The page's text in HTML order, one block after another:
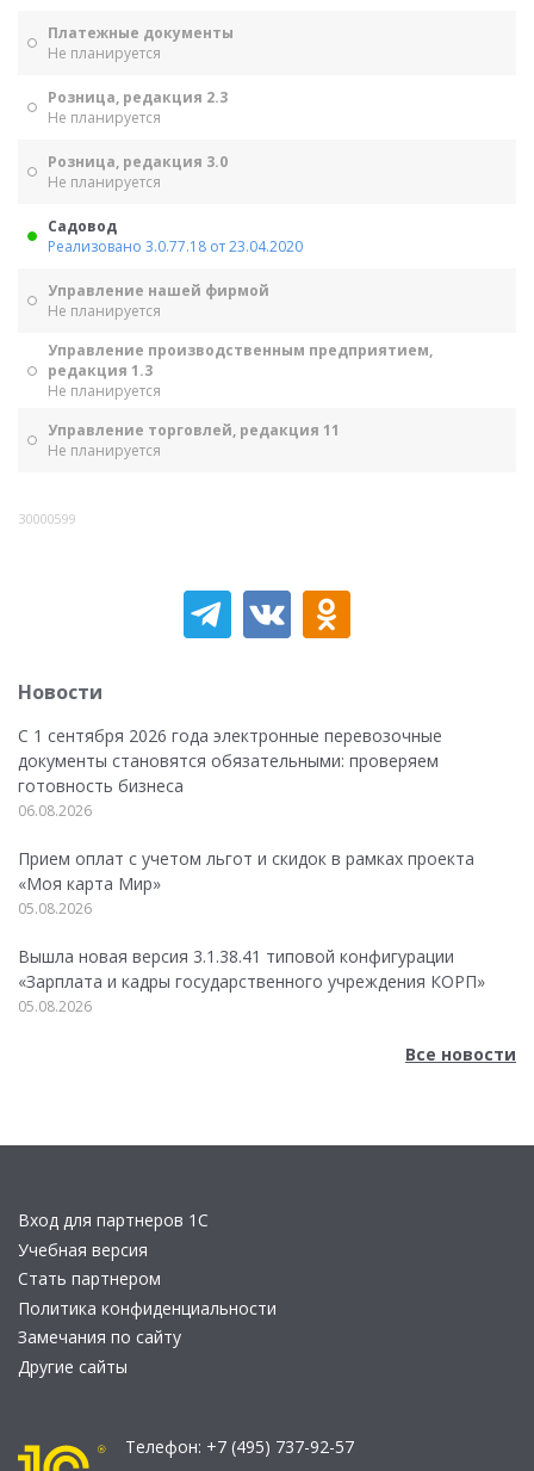
Платежные документы
Не планируется
Розница, редакция 2.3
Не планируется
Розница, редакция 3.0
Не планируется
Садовод
Реализовано 3.0.77.18 от 23.04.2020
Управление нашей фирмой
Не планируется
Управление производственным предприятием,
редакция 1.3
Не планируется
Управление торговлей, редакция 11
Не планируется
30000599
Новости
С 1 сентября 2026 года электронные перевозочные
документы становятся обязательными: проверяем
готовность бизнеса
06.08.2026
Прием оплат с учетом льгот и скидок в рамках проекта
«Моя карта Мир»
05.08.2026
Вышла новая версия 3.1.38.41 типовой конфигурации
«Зарплата и кадры государственного учреждения КОРП»
05.08.2026
Все новости
Вход для партнеров 1С
Учебная версия
Стать партнером
Политика конфиденциальности
Замечания по сайту
Другие сайты
Телефон: +7 (495) 737-92-57